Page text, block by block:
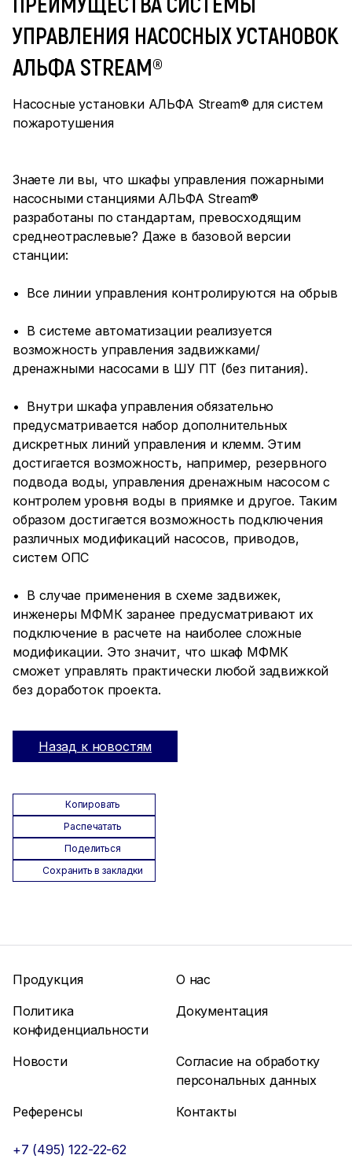
УПРАВЛЕНИЯ НАСОСНЫХ УСТАНОВОК
АЛЬФА STREAM®
Насосные установки АЛЬФА Stream® для систем
пожаротушения
Знаете ли вы, что шкафы управления пожарными
насосными станциями АЛЬФА Stream®
разработаны по стандартам, превосходящим
среднеотраслевые? Даже в базовой версии
станции:
• Все линии управления контролируются на обрыв
• В системе автоматизации реализуется
возможность управления задвижками/
дренажными насосами в ШУ ПТ (без питания).
• Внутри шкафа управления обязательно
предусматривается набор дополнительных
дискретных линий управления и клемм. Этим
достигается возможность, например, резервного
подвода воды, управления дренажным насосом с
контролем уровня воды в приямке и другое. Таким
образом достигается возможность подключения
различных модификаций насосов, приводов,
систем ОПС
• В случае применения в схеме задвижек,
инженеры МФМК заранее предусматривают их
подключение в расчете на наиболее сложные
модификации. Это значит, что шкаф МФМК
сможет управлять практически любой задвижкой
без доработок проекта.
Назад к новостям
Копировать
Распечатать
Поделиться
Сохранить в закладки
Продукция
О нас
Политика
конфиденциальности
Документация
Новости
Согласие на обработку
персональных данных
Референсы
Контакты
+7 (495) 122-22-62